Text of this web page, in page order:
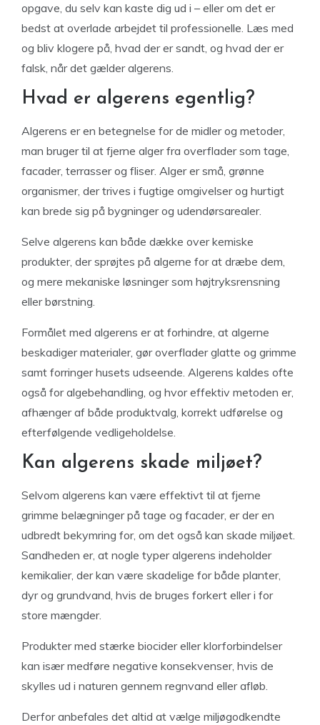
opgave, du selv kan kaste dig ud i – eller om det er
bedst at overlade arbejdet til professionelle. Læs med
og bliv klogere på, hvad der er sandt, og hvad der er
falsk, når det gælder algerens.
Hvad er algerens egentlig?
Algerens er en betegnelse for de midler og metoder,
man bruger til at fjerne alger fra overflader som tage,
facader, terrasser og fliser. Alger er små, grønne
organismer, der trives i fugtige omgivelser og hurtigt
kan brede sig på bygninger og udendørsarealer.
Selve algerens kan både dække over kemiske
produkter, der sprøjtes på algerne for at dræbe dem,
og mere mekaniske løsninger som højtryksrensning
eller børstning.
Formålet med algerens er at forhindre, at algerne
beskadiger materialer, gør overflader glatte og grimme
samt forringer husets udseende. Algerens kaldes ofte
også for algebehandling, og hvor effektiv metoden er,
afhænger af både produktvalg, korrekt udførelse og
efterfølgende vedligeholdelse.
Kan algerens skade miljøet?
Selvom algerens kan være effektivt til at fjerne
grimme belægninger på tage og facader, er der en
udbredt bekymring for, om det også kan skade miljøet.
Sandheden er, at nogle typer algerens indeholder
kemikalier, der kan være skadelige for både planter,
dyr og grundvand, hvis de bruges forkert eller i for
store mængder.
Produkter med stærke biocider eller klorforbindelser
kan især medføre negative konsekvenser, hvis de
skylles ud i naturen gennem regnvand eller afløb.
Derfor anbefales det altid at vælge miljøgodkendte